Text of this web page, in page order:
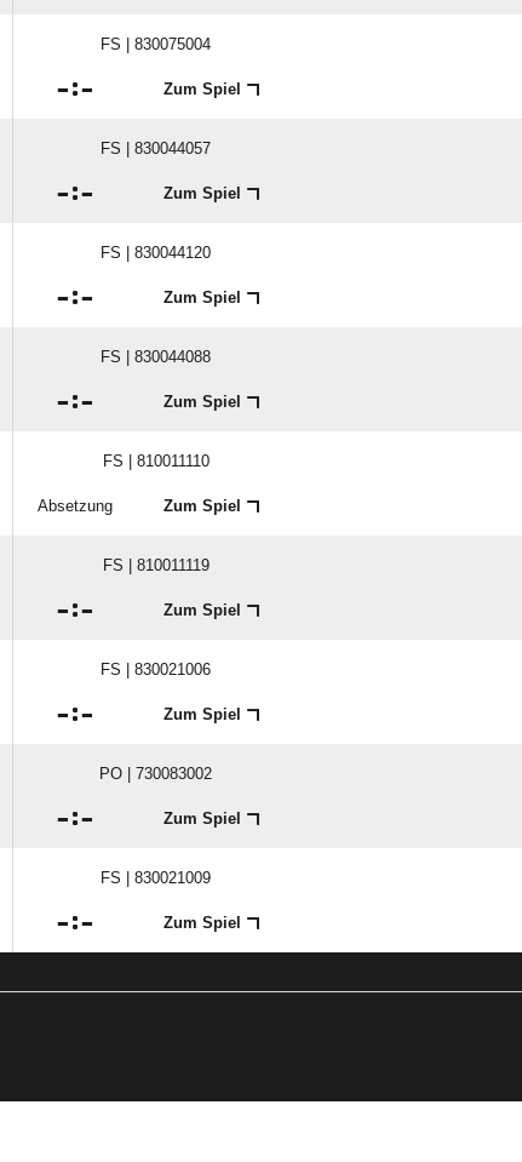
FS | 830075004
: Zum Spiel
FS | 830044057
: Zum Spiel
FS | 830044120
: Zum Spiel
FS | 830044088
: Zum Spiel
FS | 810011110
Absetzung Zum Spiel
FS | 810011119
: Zum Spiel
FS | 830021006
: Zum Spiel
PO | 730083002
: Zum Spiel
FS | 830021009
: Zum Spiel